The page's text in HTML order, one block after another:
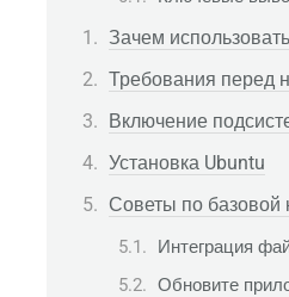
Зачем
Требования перед
Включение
Установка Ubuntu
Советы по базовой
Интеграция
Обновите